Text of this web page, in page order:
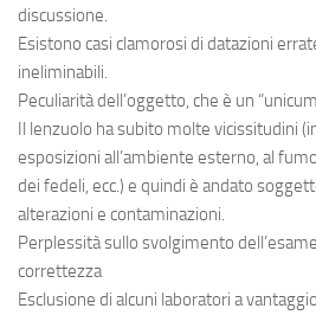
discussione.
Esistono casi clamorosi di datazioni
ineliminabili.
Peculiarità dell’oggetto, che è un
Il lenzuolo ha subito molte vicissitudini
esposizioni all’ambiente esterno, al
dei fedeli, ecc.) e quindi è andato
alterazioni e contaminazioni.
Perplessità sullo svolgimento
correttezza
Esclusione di alcuni laboratori a